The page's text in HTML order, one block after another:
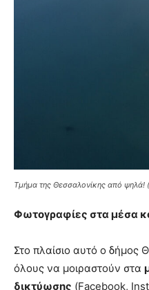
Τμήμα της Θεσσαλονίκης από ψηλά!
Φωτογραφίες στα μέσα
Στο πλαίσιο αυτό ο δήμος
όλους να μοιραστούν στα
δικτύωσης (Facebook,